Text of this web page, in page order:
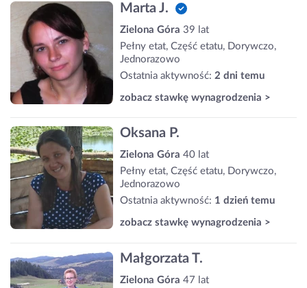
Marta J.
Zielona Góra 39 lat
Pełny etat, Część etatu, Dorywczo,
Jednorazowo
Ostatnia aktywność: 2 dni temu
zobacz stawkę wynagrodzenia >
Oksana P.
Zielona Góra 40 lat
Pełny etat, Część etatu, Dorywczo,
Jednorazowo
Ostatnia aktywność: 1 dzień temu
zobacz stawkę wynagrodzenia >
Małgorzata T.
Zielona Góra 47 lat